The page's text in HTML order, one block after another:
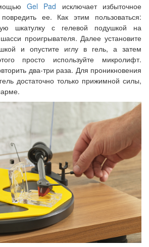
Gel Pad исключает избыточное
ее. Как этим пользоваться:
шкатулку с гелевой подушкой на
проигрывателя. Далее установите
и опустите иглу в гель, а затем
просто используйте микролифт.
два-три раза. Для проникновения
достаточно только прижимной силы,